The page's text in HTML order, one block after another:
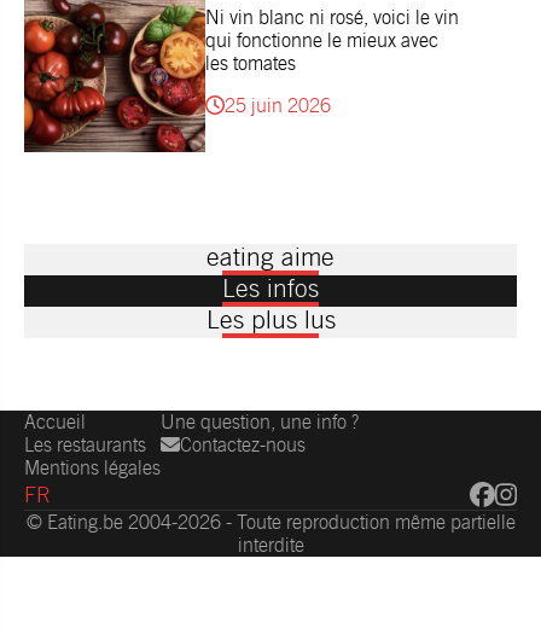
Ni vin blanc ni rosé, voici le vin
qui fonctionne le mieux avec
les tomates
25 juin 2026
eating aime
Les infos
Les plus lus
Accueil
Les restaurants
Mentions légales
Une question, une info ?
Contactez-nous
FR
© Eating.be 2004-2026 - Toute reproduction même partielle
interdite